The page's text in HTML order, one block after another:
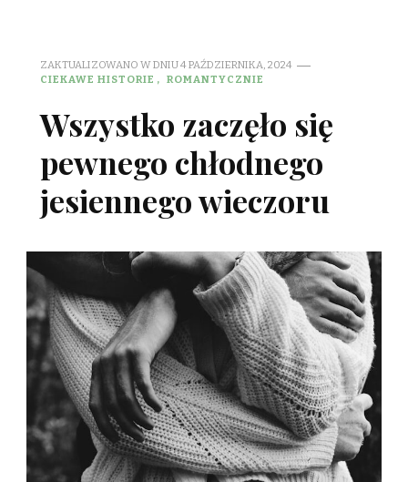
ZAKTUALIZOWANO W DNIU4 PAŹDZIERNIKA, 2024
CIEKAWE HISTORIE
ROMANTYCZNIE
Wszystko zaczęło się
pewnego chłodnego
jesiennego wieczoru